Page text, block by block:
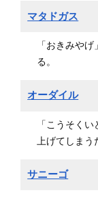
マタドガス
「おきみや
る。
オーダイル
「こうそく
上げてしま
サニーゴ